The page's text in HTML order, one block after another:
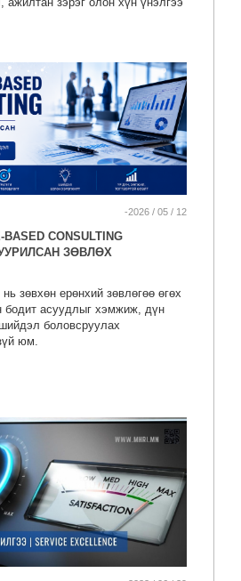
-2026 / 05 / 12
BASED CONSULTING
ЗӨВЛӨХ
зөвхөн ерөнхий зөвлөгөө өгөх
бодит асуудлыг хэмжиж, дүн
боловсруулах
юм.